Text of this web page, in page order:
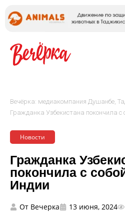
Вечёрка: медиакомпания Душанбе,
Гражданка Узбекистана покончила с
Новости
Гражданка
покончила с
Индии
От Вечерка 13 июня, 2024